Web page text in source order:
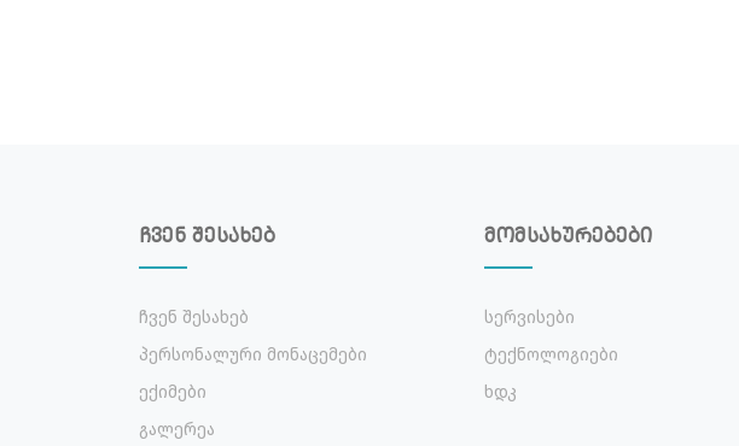
ჩვენ შესახებ
Ჩვენ Შესახებ
Პერსონალური Მონაცემები
Ექიმები
Გალერეა
მომსახურებები
Სერვისები
Ტექნოლოგიები
Ხდკ